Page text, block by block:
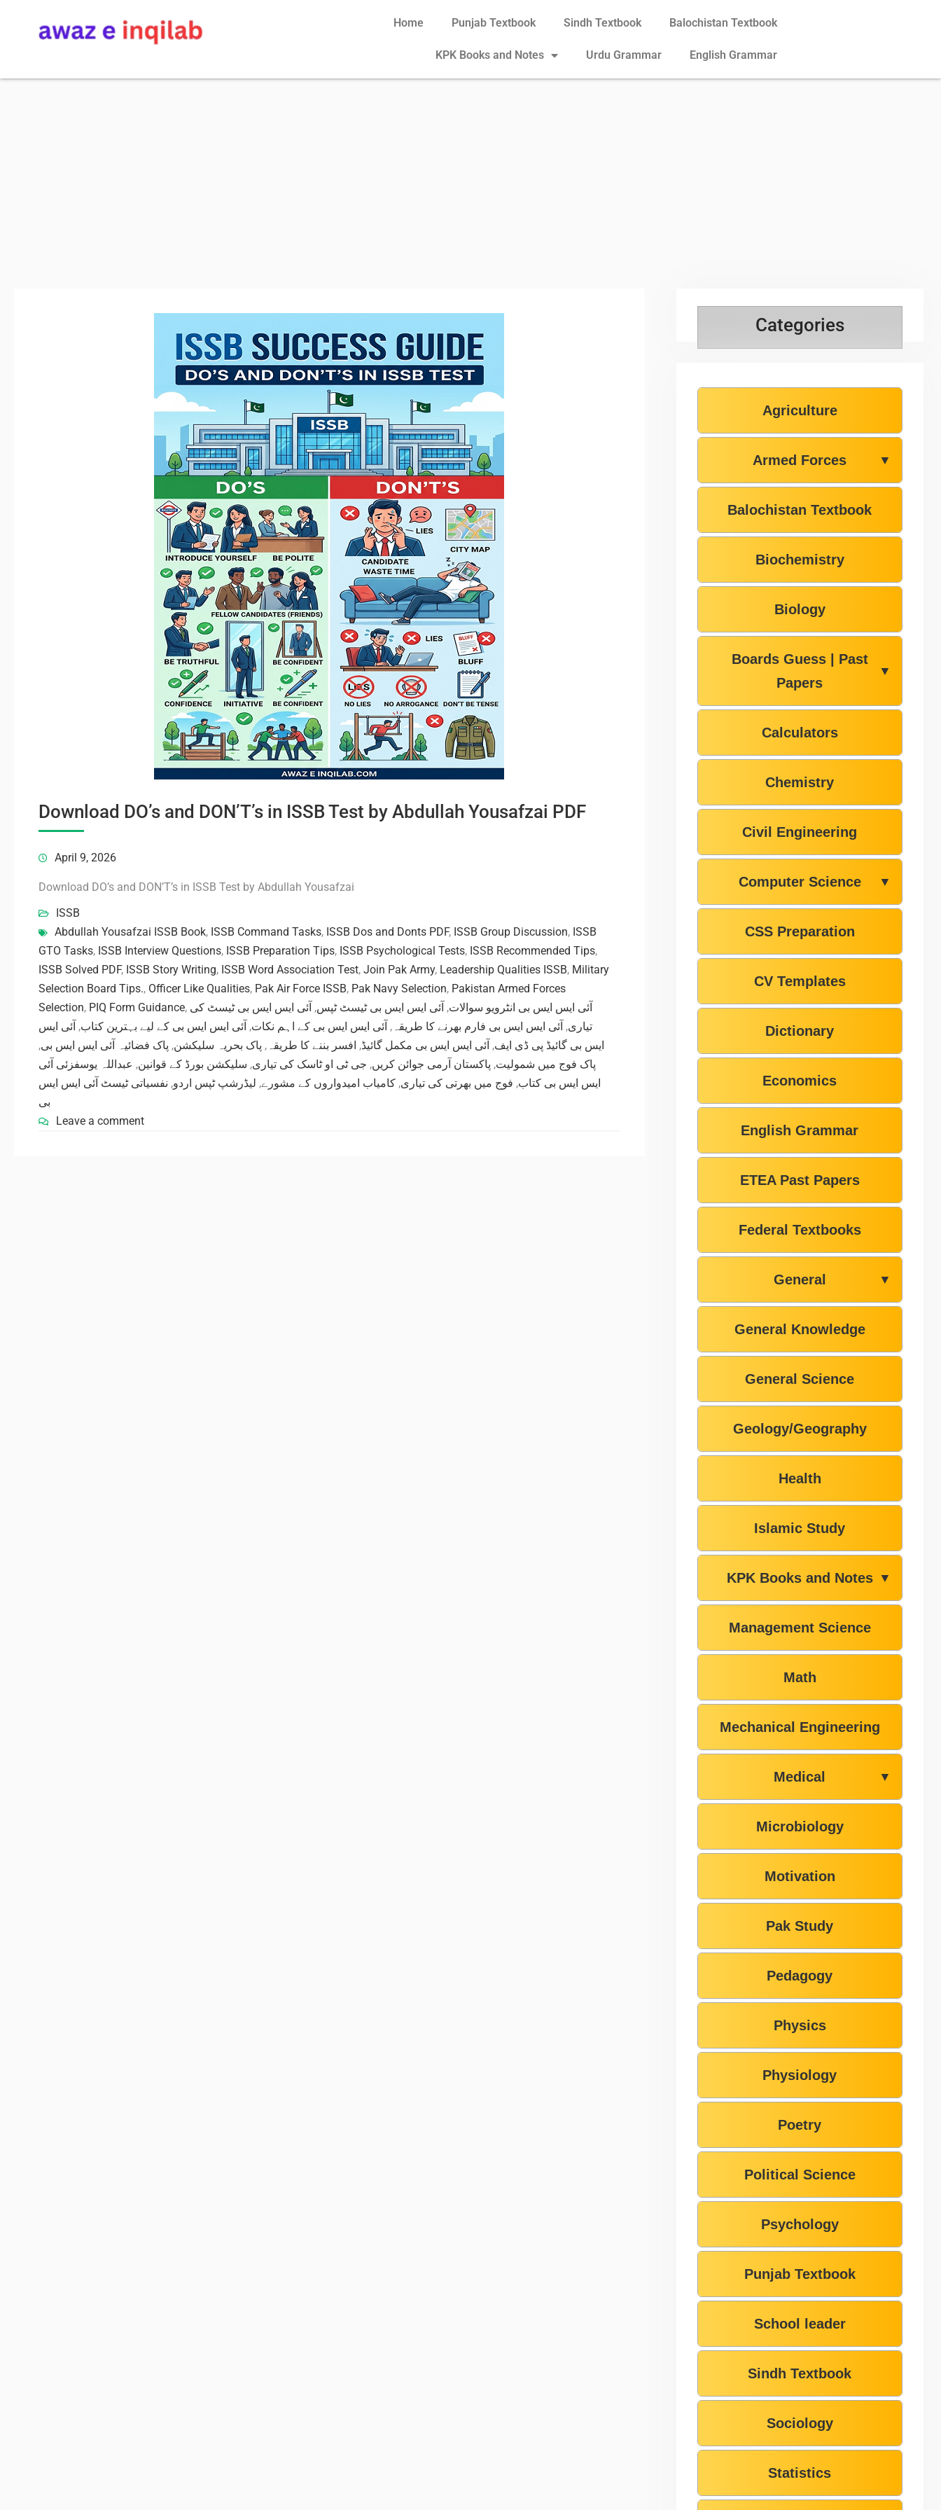
Home Punjab Textbook Sindh Textbook Balochistan Textbook
KPK Books and Notes Urdu Grammar English Grammar
Download DO’s and DON’T’s in ISSB Test by Abdullah Yousafzai PDF
April 9, 2026
Download DO’s and DON’T’s in ISSB Test by Abdullah Yousafzai
ISSB
Abdullah Yousafzai ISSB Book, ISSB Command Tasks, ISSB Dos and Donts PDF, ISSB Group Discussion, ISSB
GTO Tasks, ISSB Interview Questions, ISSB Preparation Tips, ISSB Psychological Tests, ISSB Recommended Tips,
ISSB Solved PDF, ISSB Story Writing, ISSB Word Association Test, Join Pak Army, Leadership Qualities ISSB, Military
Selection Board Tips., Officer Like Qualities, Pak Air Force ISSB, Pak Navy Selection, Pakistan Armed Forces
Selection, PIQ Form Guidance, آئی ایس ایس بی انٹرویو سوالات, آئی ایس ایس بی ٹیسٹ ٹپس, آئی ایس ایس بی ٹیسٹ کی
تیاری, آئی ایس ایس بی فارم بھرنے کا طریقہ , آئی ایس ایس بی کے اہم نکات, آئی ایس ایس بی کے لیے بہترین کتاب, آئی ایس
ایس بی گائیڈ پی ڈی ایف, آئی ایس ایس بی مکمل گائیڈ, افسر بننے کا طریقہ , پاک بحریہ سلیکشن, پاک فضائیہ آئی ایس ایس بی,
پاک فوج میں شمولیت, پاکستان آرمی جوائن کریں, جی ٹی او ٹاسک کی تیاری, سلیکشن بورڈ کے قوانین, عبداللہ یوسفزئی آئی
ایس ایس بی کتاب, فوج میں بھرتی کی تیاری, کامیاب امیدواروں کے مشورے, لیڈرشپ ٹپس اردو, نفسیاتی ٹیسٹ آئی ایس ایس
بی
Leave a comment
Categories
Agriculture
Armed Forces ▼
Balochistan Textbook
Biochemistry
Biology
Boards Guess | Past
Papers
▼
Calculators
Chemistry
Civil Engineering
Computer Science ▼
CSS Preparation
CV Templates
Dictionary
Economics
English Grammar
ETEA Past Papers
Federal Textbooks
General ▼
General Knowledge
General Science
Geology/Geography
Health
Islamic Study
KPK Books and Notes ▼
Management Science
Math
Mechanical Engineering
Medical ▼
Microbiology
Motivation
Pak Study
Pedagogy
Physics
Physiology
Poetry
Political Science
Psychology
Punjab Textbook
School leader
Sindh Textbook
Sociology
Statistics